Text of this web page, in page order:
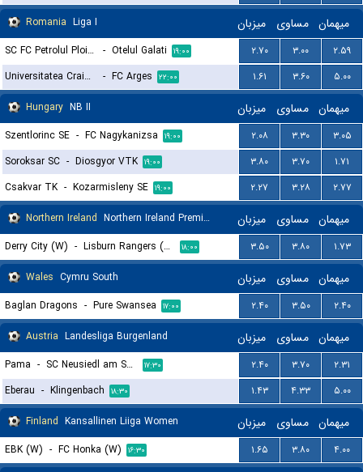
Romania Liga I میزبان مساوی میهمان
SC FC Petrolul Ploiesti - Otelul Galati ۱۹:۰۰ ۲.۷۰ ۳.۰۰
۲.۵۹
Universitatea Craiova
- FC Arges ۲۲:۰۰ ۱.۶۱ ۳.۶۰
۵.۰۰
Hungary NB II میزبان مساوی میهمان
Szentlorinc SE - FC Nagykanizsa ۱۹:۰۰ ۲.۰۸ ۳.۳۰
۳.۰۵
Soroksar SC - Diosgyor VTK ۱۹:۰۰ ۳.۸۰ ۳.۷۰
۱.۷۱
Csakvar TK - Kozarmisleny SE ۱۹:۰۰ ۲.۲۷ ۳.۲۸
۲.۷۷
Northern Ireland Northern Ireland Premier League Women میزبان مساوی میهمان
Derry City (W) - Lisburn Rangers (W) ۱۸:۰۰ ۳.۵۰ ۳.۸۰
۱.۷۳
Wales Cymru South میزبان مساوی میهمان
Baglan Dragons - Pure Swansea ۱۷:۰۰ ۲.۴۰ ۳.۵۰
۲.۴۰
Austria Landesliga Burgenland میزبان مساوی میهمان
Pama - SC Neusiedl am See 1919 ۱۷:۳۰ ۲.۴۰ ۳.۷۰
۲.۳۱
Eberau - Klingenbach ۱۸:۳۰ ۱.۴۳ ۴.۳۳
۵.۰۰
Finland Kansallinen Liiga Women میزبان مساوی میهمان
EBK (W) - FC Honka (W) ۱۶:۳۰ ۱.۶۵ ۳.۸۰
۴.۰۰